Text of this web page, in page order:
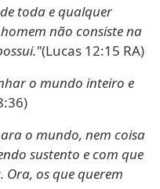
toda e qualquer
não consiste na
(Lucas 12:15 RA)
o mundo inteiro e
o mundo, nem coisa
sustento e com que
Ora, os que querem